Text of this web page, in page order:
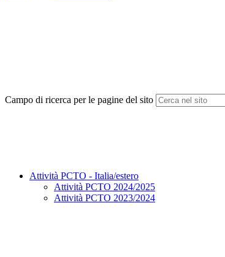
Campo di ricerca per le pagine del sito
Attività PCTO - Italia/estero
Attività PCTO 2024/2025
Attività PCTO 2023/2024